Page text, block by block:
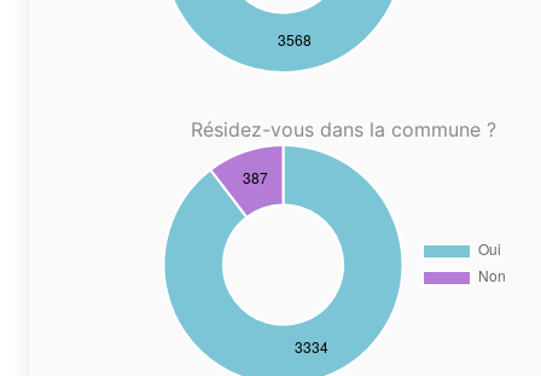
Résidez-vous dans la commune ?